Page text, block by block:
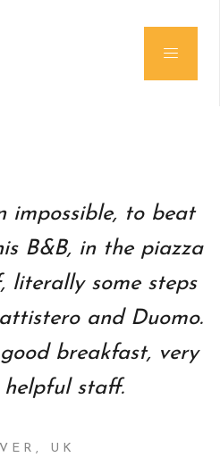
impossible, to beat
B&B, in the piazza
literally some steps
and Duomo.
breakfast, very
helpful staff.
UK